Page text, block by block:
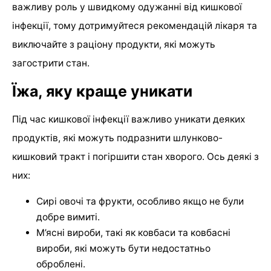
важливу роль у швидкому одужанні від кишкової
інфекції, тому дотримуйтеся рекомендацій лікаря та
виключайте з раціону продукти, які можуть
загострити стан.
Їжа, яку краще уникати
Під час кишкової інфекції важливо уникати деяких
продуктів, які можуть подразнити шлунково-
кишковий тракт і погіршити стан хворого. Ось деякі з
них:
Сирі овочі та фрукти, особливо якщо не були
добре вимиті.
М’ясні вироби, такі як ковбаси та ковбасні
вироби, які можуть бути недостатньо
оброблені.